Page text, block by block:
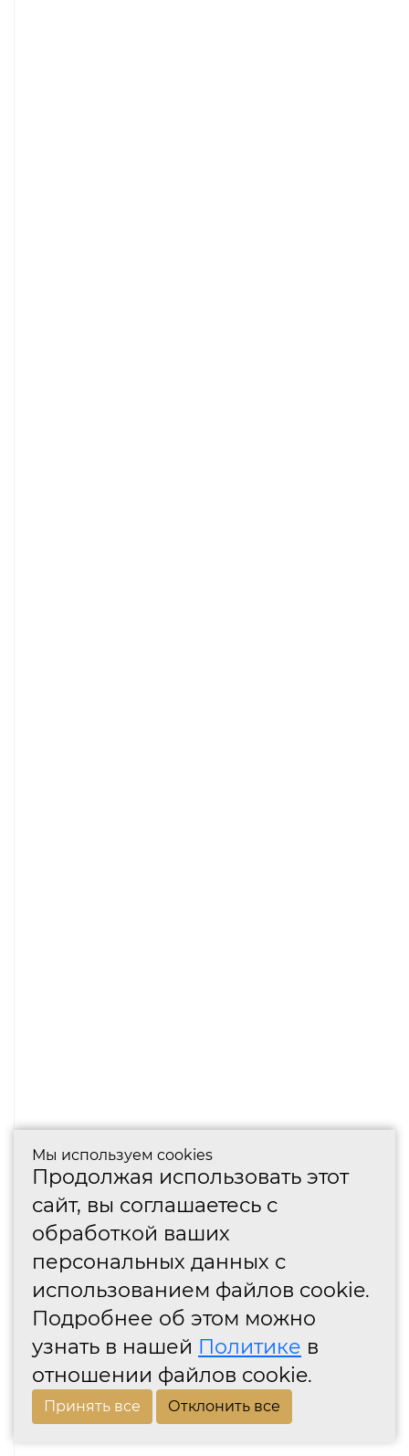
Мы используем cookies
Продолжая использовать этот
сайт, вы соглашаетесь с
обработкой ваших
персональных данных с
использованием файлов cookie.
Подробнее об этом можно
узнать в нашей Политике в
отношении файлов cookie.
Принять все Отклонить все